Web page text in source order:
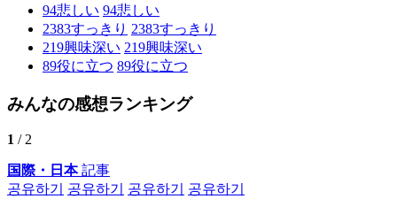
94悲しい 94悲しい
2383すっきり 2383すっきり
219興味深い 219興味深い
89役に立つ 89役に立つ
みんなの感想ランキング
1 / 2
国際・日本記事
공유하기
공유하기 공유하기 공유하기